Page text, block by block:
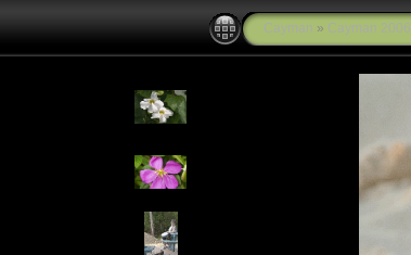
Cayman » Cayman 2006